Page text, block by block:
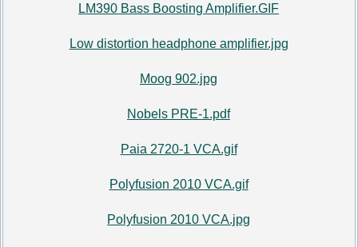
LM390 Bass Boosting Amplifier.GIF
Low distortion headphone amplifier.jpg
Moog 902.jpg
Nobels PRE-1.pdf
Paia 2720-1 VCA.gif
Polyfusion 2010 VCA.gif
Polyfusion 2010 VCA.jpg